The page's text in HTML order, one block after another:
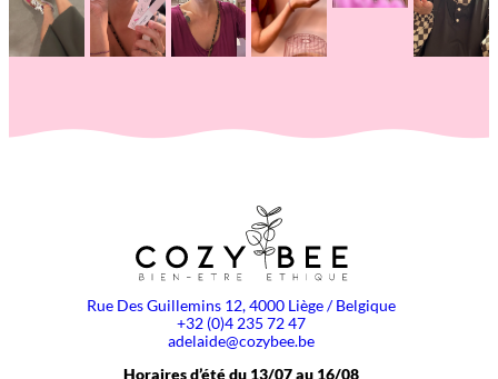
Rue Des Guillemins 12, 4000 Liège / Belgique
+32 (0)4 235 72 47
adelaide@cozybee.be
Horaires d’été du 13/07 au 16/08